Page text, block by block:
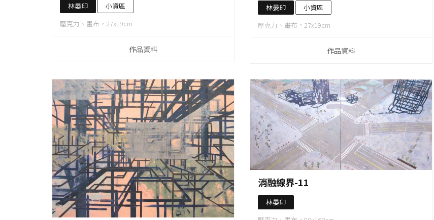
林晏印
小資區
壓克力、畫布，27x19cm
作品資料
林晏印
小資區
壓克力、畫布，27x19cm
作品資料
消融線界-11
林晏印